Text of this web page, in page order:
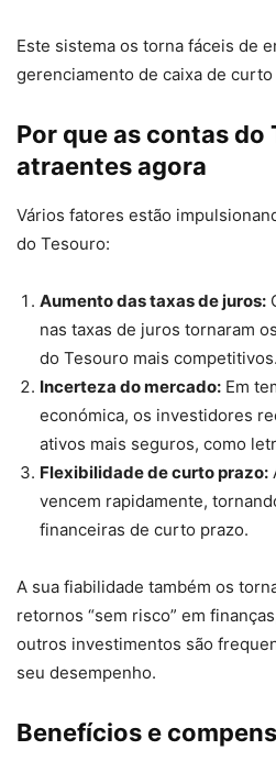
Este sistema os torna fáceis de
gerenciamento de caixa de curto
Por que as contas do
atraentes agora
Vários fatores estão
do Tesouro:
Aumento das taxas de juros:
nas taxas de juros tornaram
do Tesouro mais competitivos.
Incerteza do mercado: Em
económica, os investidores
ativos mais seguros, como
Flexibilidade de curto prazo:
vencem rapidamente,
financeiras de curto prazo.
A sua fiabilidade também os
retornos “sem risco” em
outros investimentos são
seu desempenho.
Benefícios e